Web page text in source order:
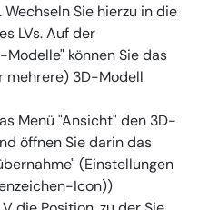
Sie hierzu in die
LVs. Auf der
können Sie das
mehrere) 3D-Modell
Menü "Ansicht" den 3D-
öffnen Sie darin das
(Einstellungen
Icon))